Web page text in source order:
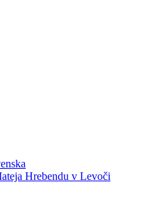
Hrebendu v Levoči